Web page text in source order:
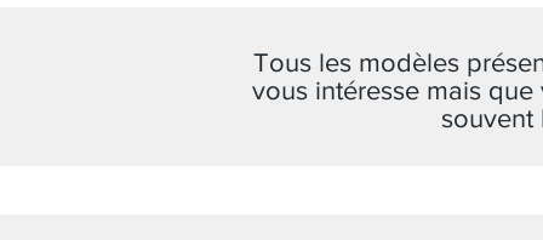
Tous les modèles
vous intéresse mais
souvent